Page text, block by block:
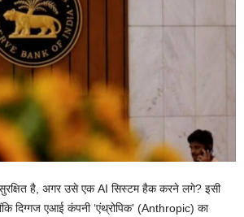
है, अगर उसे एक AI सिस्टम हैक करने लगे? इसी
दिग्गज एआई कंपनी ‘एंथ्रोपिक’ (Anthropic) का